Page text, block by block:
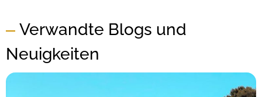
Verwandte Blogs und
Neuigkeiten